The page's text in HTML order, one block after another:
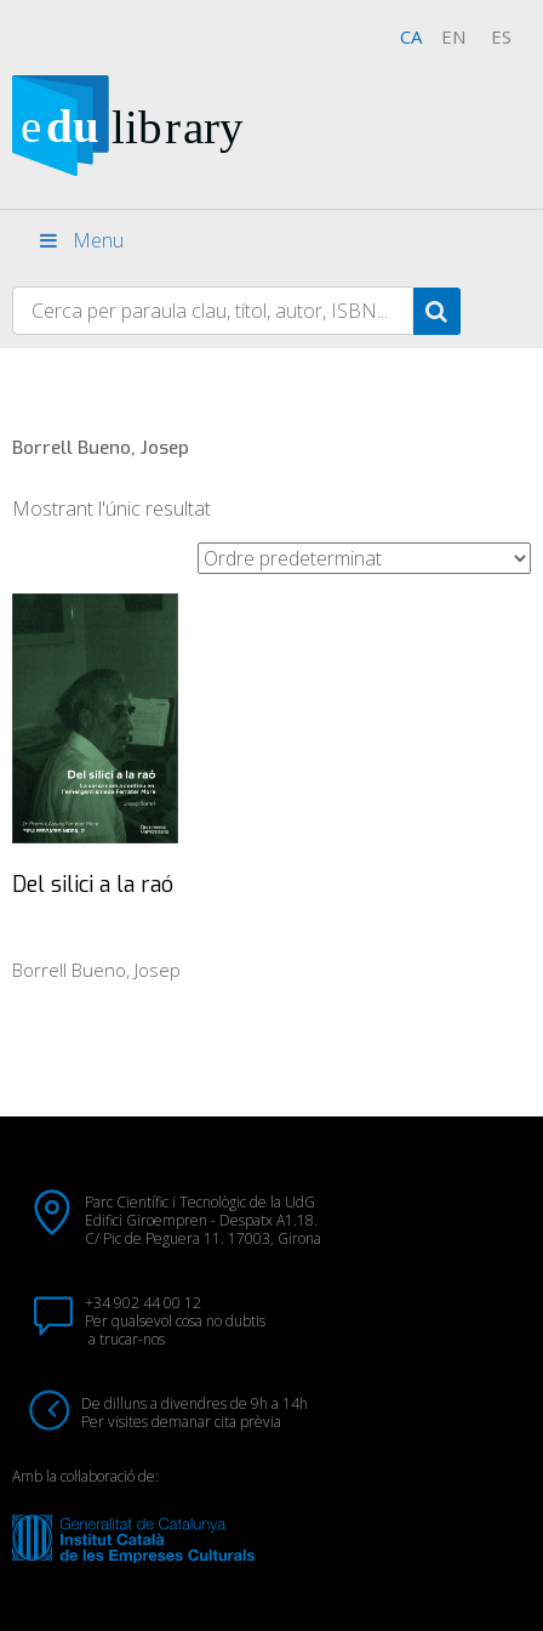
CA EN ES
Menu
Borrell Bueno, Josep
Mostrant l'únic resultat
Del silici a la raó
Borrell Bueno, Josep
Parc Científic i Tecnològic de la UdG
Edifici Giroempren - Despatx A1.18.
C/ Pic de Peguera 11. 17003, Girona
+34 902 44 00 12
Per qualsevol cosa no dubtis
a trucar-nos
De dilluns a divendres de 9h a 14h
Per visites demanar cita prèvia
Amb la col·laboració de: